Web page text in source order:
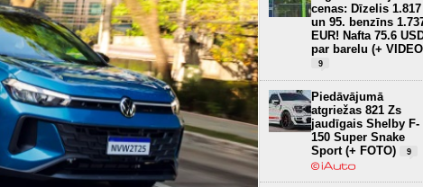
cenas: Dīzelis 1.817
un 95. benzīns
EUR! Nafta 75.6
par barelu (+
9
Piedāvājumā
atgriežas 821 Zs
jaudīgais Shelby F-
150 Super Snake
Sport (+ FOTO)
9